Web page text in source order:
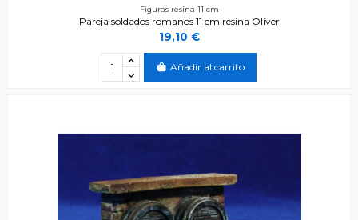
Figuras resina 11 cm
Pareja soldados romanos 11 cm resina Oliver
19,10 €
Añadir al carrito